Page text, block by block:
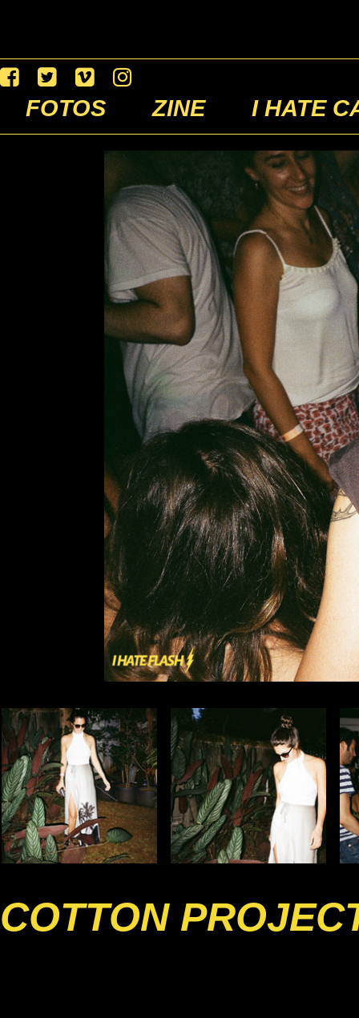
FOTOS ZINE I HATE
COTTON